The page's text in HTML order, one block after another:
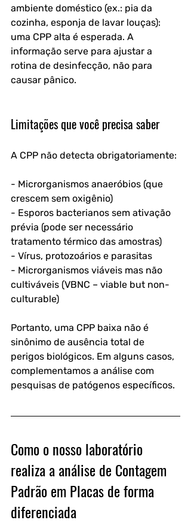
ambiente doméstico (ex.: pia da
cozinha, esponja de lavar louças):
uma CPP alta é esperada. A
informação serve para ajustar a
rotina de desinfecção, não para
causar pânico.
Limitações que você precisa saber
A CPP não detecta obrigatoriamente:
- Microrganismos anaeróbios (que
crescem sem oxigênio)
- Esporos bacterianos sem ativação
prévia (pode ser necessário
tratamento térmico das amostras)
- Vírus, protozoários e parasitas
- Microrganismos viáveis mas não
cultiváveis (VBNC – viable but non-
culturable)
Portanto, uma CPP baixa não é
sinônimo de ausência total de
perigos biológicos. Em alguns casos,
complementamos a análise com
pesquisas de patógenos específicos.
Como o nosso laboratório
realiza a análise de Contagem
Padrão em Placas de forma
diferenciada